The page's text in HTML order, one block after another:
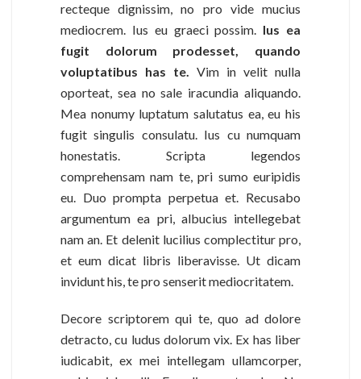
recteque dignissim, no pro vide mucius
mediocrem. Ius eu graeci possim. Ius ea
fugit dolorum prodesset, quando
voluptatibus has te. Vim in velit nulla
oporteat, sea no sale iracundia aliquando.
Mea nonumy luptatum salutatus ea, eu his
fugit singulis consulatu. Ius cu numquam
honestatis. Scripta legendos
comprehensam nam te, pri sumo euripidis
eu. Duo prompta perpetua et. Recusabo
argumentum ea pri, albucius intellegebat
nam an. Et delenit lucilius complectitur pro,
et eum dicat libris liberavisse. Ut dicam
invidunt his, te pro senserit mediocritatem.
Decore scriptorem qui te, quo ad dolore
detracto, cu ludus dolorum vix. Ex has liber
iudicabit, ex mei intellegam ullamcorper,